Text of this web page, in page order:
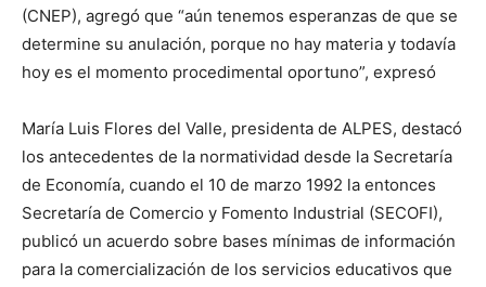
(CNEP), agregó que “aún tenemos esperanzas de que se
determine su anulación, porque no hay materia y todavía
hoy es el momento procedimental oportuno”, expresó
María Luis Flores del Valle, presidenta de ALPES, destacó
los antecedentes de la normatividad desde la Secretaría
de Economía, cuando el 10 de marzo 1992 la entonces
Secretaría de Comercio y Fomento Industrial (SECOFI),
publicó un acuerdo sobre bases mínimas de información
para la comercialización de los servicios educativos que